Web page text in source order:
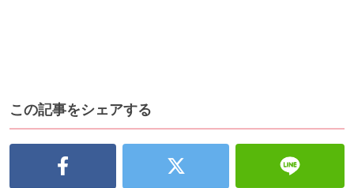
この記事をシェアする